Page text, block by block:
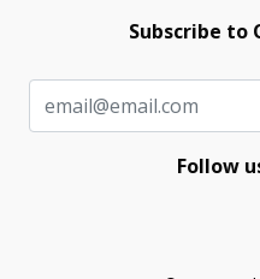
Subscribe to
Follow